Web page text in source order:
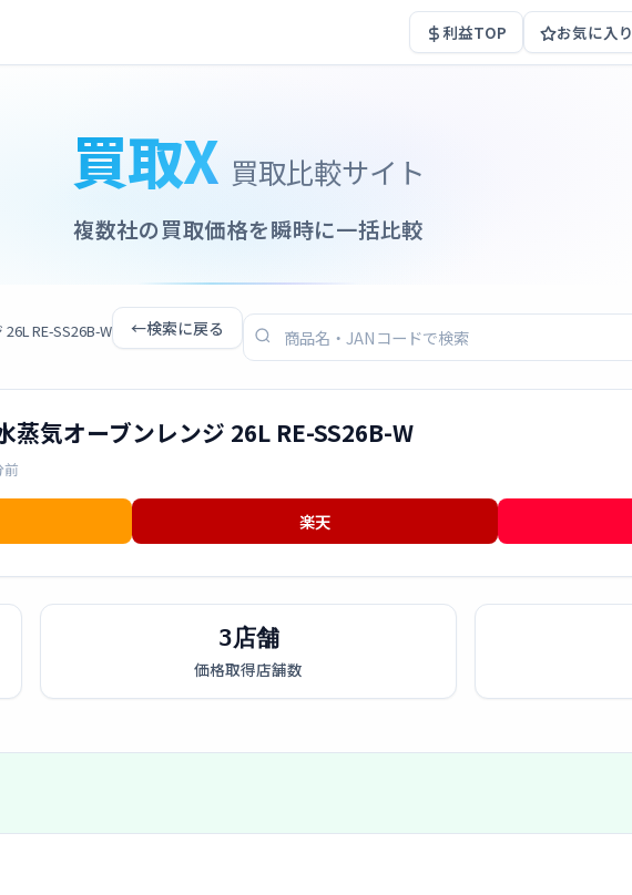
利益TOP お気に入り
買取X 買取比較サイト
複数社の買取価格を瞬時に一括比較
RE-SS26B-W ←検索に戻る
蒸気オーブンレンジ 26L RE-SS26B-W
前
楽天
3店舗
価格取得店舗数